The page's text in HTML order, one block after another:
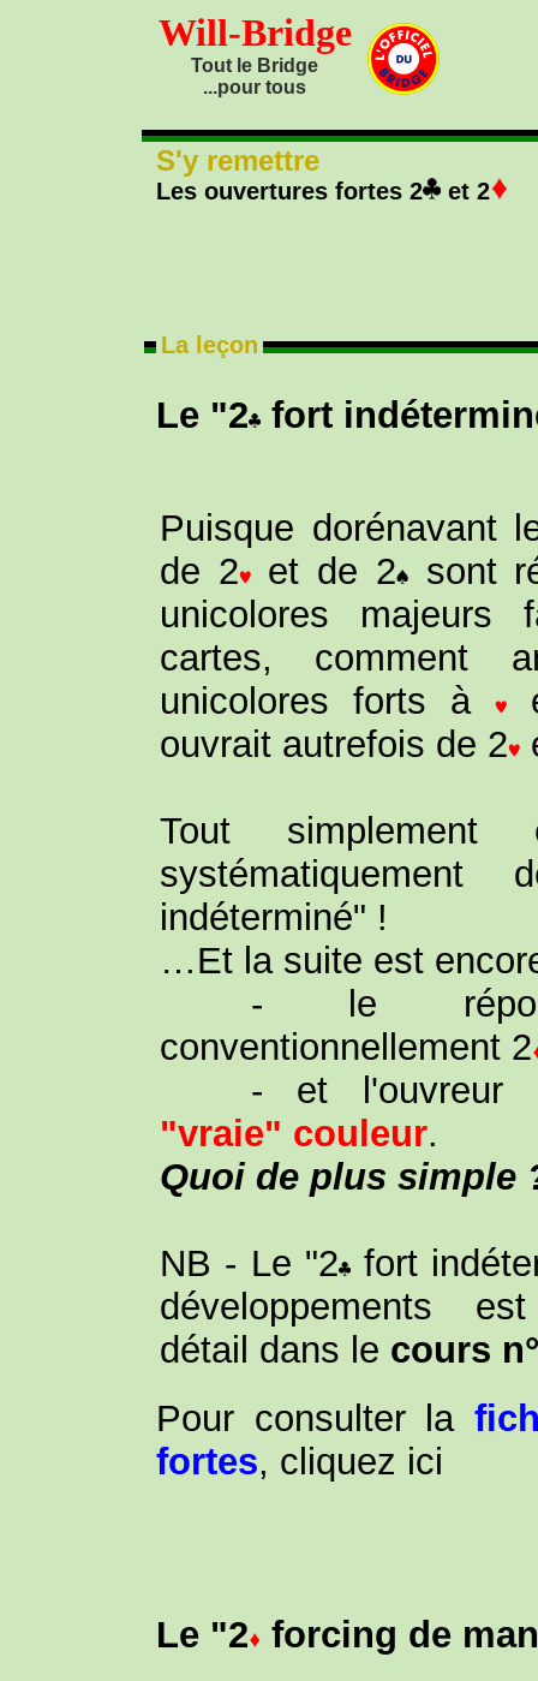
Will-Bridge
Tout le Bridge
...pour tous
S'y remettre
Les ouvertures fortes 2 et 2
La leçon
Le "2 fort
Puisque dorénavant
de 2 et de 2 sont
unicolores majeurs
cartes, comment
unicolores forts à
ouvrait autrefois de 2
Tout simplement
systématiquement
indéterminé" !
…Et la suite est
- le
conventionnellement 2
- et l'ouvreur
"vraie" couleur.
Quoi de plus simple
NB - Le "2 fort
développements
détail dans le cours
Pour consulter la
fortes, cliquez ici
Le "2 forcing de